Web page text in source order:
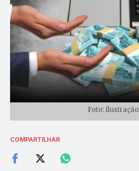
Foto: Ilustração
COMPARTILHAR